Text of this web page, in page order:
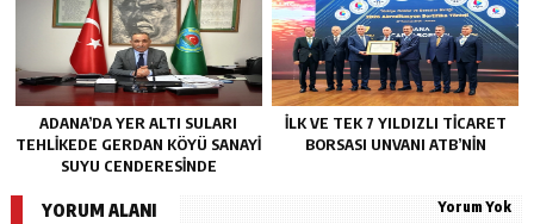
ADANA’DA YER ALTI SULARI
TEHLİKEDE GERDAN KÖYÜ SANAYİ
SUYU CENDERESİNDE
İLK VE TEK 7 YILDIZLI TİCARET
BORSASI UNVANI ATB’NİN
YORUM ALANI Yorum Yok